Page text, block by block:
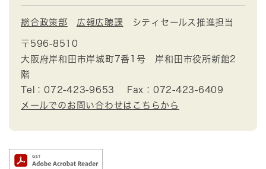
総合政策部 広報広聴課 シティセールス推進担当
〒596-8510
大阪府岸和田市岸城町7番1号 岸和田市役所新館2
階
Tel：072-423-9653
Fax：072-423-6409
メールでのお問い合わせはこちらから